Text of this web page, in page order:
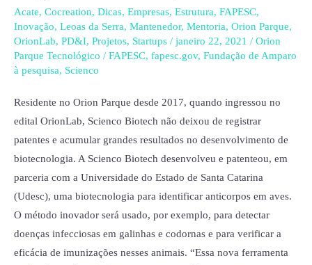
Acate, Cocreation, Dicas, Empresas, Estrutura, FAPESC,
Inovação, Leoas da Serra, Mantenedor, Mentoria, Orion Parque,
OrionLab, PD&I, Projetos, Startups / janeiro 22, 2021 / Orion
Parque Tecnológico / FAPESC, fapesc.gov, Fundação de Amparo
à pesquisa, Scienco
Residente no Orion Parque desde 2017, quando ingressou no
edital OrionLab, Scienco Biotech não deixou de registrar
patentes e acumular grandes resultados no desenvolvimento de
biotecnologia. A Scienco Biotech desenvolveu e patenteou, em
parceria com a Universidade do Estado de Santa Catarina
(Udesc), uma biotecnologia para identificar anticorpos em aves.
O método inovador será usado, por exemplo, para detectar
doenças infecciosas em galinhas e codornas e para verificar a
eficácia de imunizações nesses animais. “Essa nova ferramenta
inovadora
para
diagnóstico
de
em
aves